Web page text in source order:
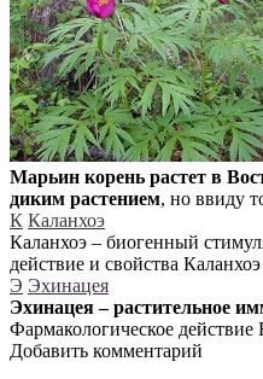
Марьин корень растет в
диким растением, но ввиду
К Каланхоэ
Каланхоэ – биогенный
действие и свойства Каланхоэ
Э Эхинацея
Эхинацея – растительное
Фармакологическое действие
Добавить комментарий